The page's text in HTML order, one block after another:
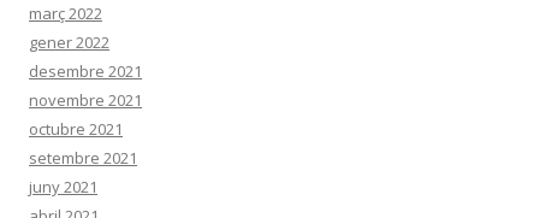
març 2022
gener 2022
desembre 2021
novembre 2021
octubre 2021
setembre 2021
juny 2021